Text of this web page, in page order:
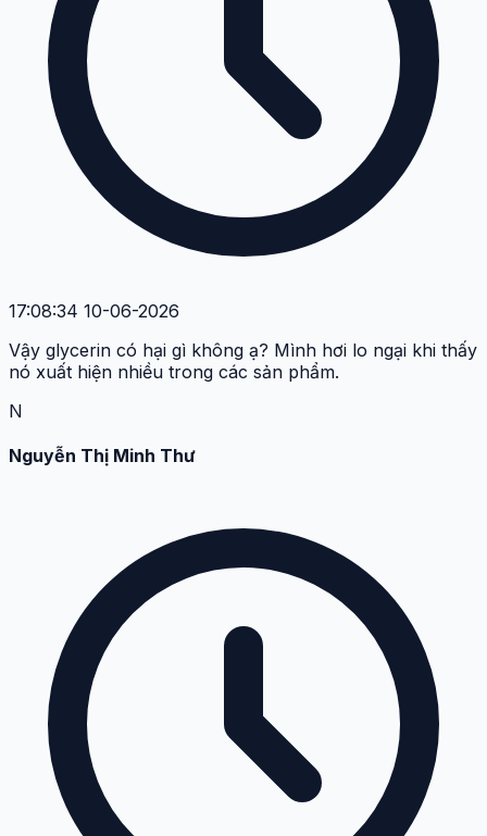
17:08:34 10-06-2026
Vậy glycerin có hại gì không ạ? Mình hơi lo ngại khi thấy
nó xuất hiện nhiều trong các sản phẩm.
N
Nguyễn Thị Minh Thư